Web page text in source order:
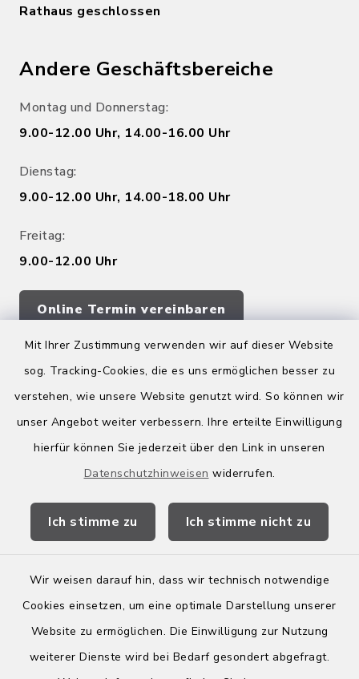
Mit Ihrer Zustimmung verwenden wir auf dieser Website
sog. Tracking-Cookies, die es uns ermöglichen besser zu
verstehen, wie unsere Website genutzt wird. So können wir
unser Angebot weiter verbessern. Ihre erteilte Einwilligung
hierfür können Sie jederzeit über den Link in unseren
Datenschutzhinweisen widerrufen.
Ich stimme zu Ich stimme nicht zu
Wir weisen darauf hin, dass wir technisch notwendige
Cookies einsetzen, um eine optimale Darstellung unserer
Website zu ermöglichen. Die Einwilligung zur Nutzung
weiterer Dienste wird bei Bedarf gesondert abgefragt.
Rathaus geschlossen
Andere Geschäftsbereiche
Montag und Donnerstag:
9.00-12.00 Uhr, 14.00-16.00 Uhr
Dienstag:
9.00-12.00 Uhr, 14.00-18.00 Uhr
Freitag:
9.00-12.00 Uhr
Online Termin vereinbaren
Quicklinks
Kreis Bergstraße
Wirtschaftsregion Bergstraße
Kontakt